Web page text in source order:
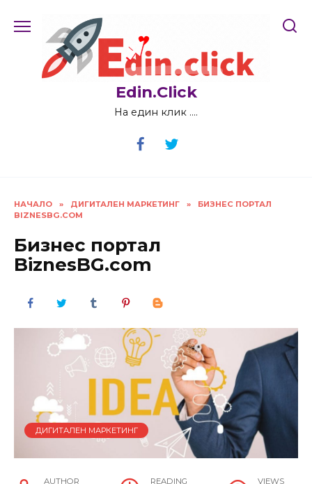
Edin.Click
На един клик ….
НАЧАЛО » ДИГИТАЛЕН МАРКЕТИНГ »
БИЗНЕС ПОРТАЛ
BIZNESBG.COM
Бизнес портал
BiznesBG.com
ДИГИТАЛЕН МАРКЕТИНГ
AUTHOR READING VIEWS